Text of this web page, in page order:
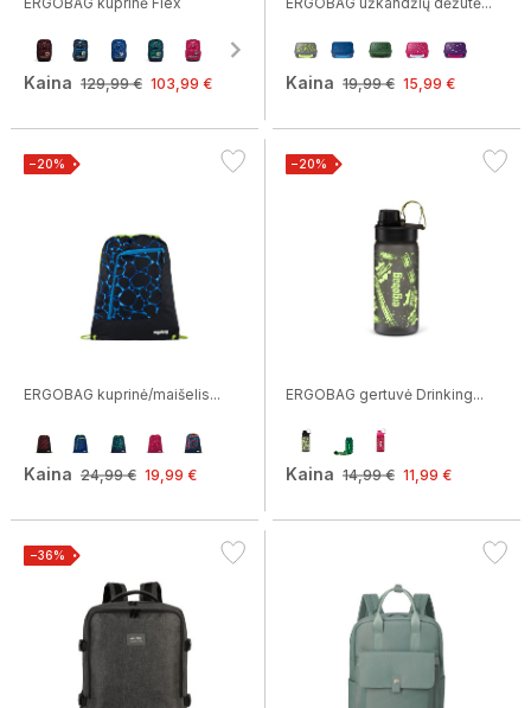
Kaina 129,99 € 103,99 € Kaina 19,99 € 15,99 €
−20%
ERGOBAG kuprinė/maišelis...
Kaina 24,99 € 19,99 €
−20%
ERGOBAG gertuvė Drinking...
Kaina 14,99 € 11,99 €
−36%